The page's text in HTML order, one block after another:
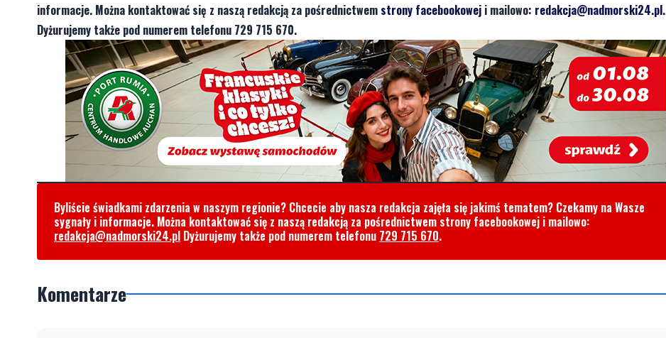
informacje. Można kontaktować się z naszą redakcją za pośrednictwem strony facebookowej i mailowo: redakcja@nadmorski24.pl.
Dyżurujemy także pod numerem telefonu 729 715 670.
Byliście świadkami zdarzenia w naszym regionie? Chcecie aby nasza redakcja zajęła się jakimś tematem? Czekamy na Wasze
sygnały i informacje. Można kontaktować się z naszą redakcją za pośrednictwem strony facebookowej i mailowo:
redakcja@nadmorski24.pl Dyżurujemy także pod numerem telefonu 729 715 670.
Komentarze